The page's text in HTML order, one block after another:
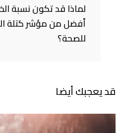
لماذا قد تكون نسبة
أفضل من مؤشر كتلة
للصحة؟
قد يعجبك أيضا